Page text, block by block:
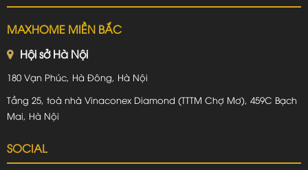
MAXHOME MIỀN BẮC
Hội sở Hà Nội
180 Vạn Phúc, Hà Đông, Hà Nội
Tầng 25, toà nhà Vinaconex Diamond (TTTM Chợ Mơ), 459C Bạch
Mai, Hà Nội
SOCIAL